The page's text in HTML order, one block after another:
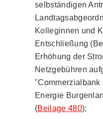
selbständigen
Kolleginnen und
Entschließung
Erhöhung der
Netzgebühren
"Commerzialbank
Energie
(Beilage 480);